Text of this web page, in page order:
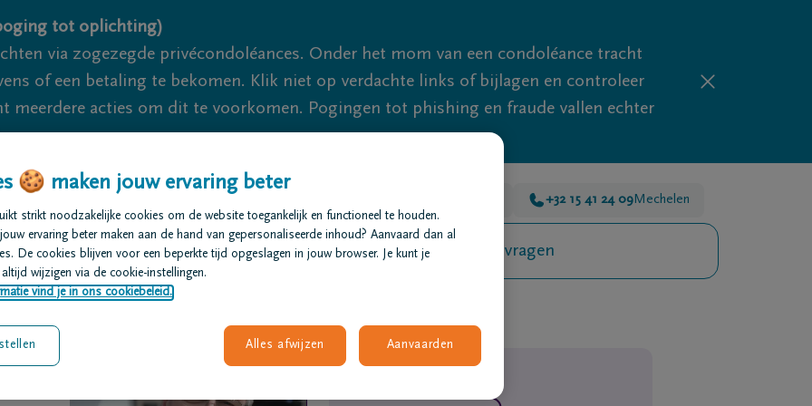
tot oplichting)
via zogezegde privécondoléances. Onder het mom van een condoléance tracht
of een betaling te bekomen. Klik niet op verdachte links of bijlagen en controleer
meerdere acties om dit te voorkomen. Pogingen tot phishing en fraude vallen echter
+32 15 41 24 09Mechelen
regelen Overlijdensberichten Ons uitvaartcentrum Veelgestelde vragen
🍪 maken jouw ervaring beter
strikt noodzakelijke cookies om de website toegankelijk en functioneel te houden.
ervaring beter maken aan de hand van gepersonaliseerde inhoud? Aanvaard dan al
De cookies blijven voor een beperkte tijd opgeslagen in jouw browser. Je kunt je
wijzigen via de cookie-instellingen.
vind je in ons cookiebeleid.
Alles afwijzen Aanvaarden